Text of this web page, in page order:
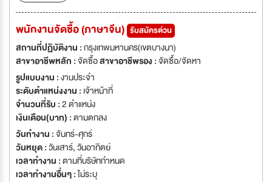
พนักงานจัดซื้อ (ภาษาจีน) รับสมัครด่วน
สถานที่ปฏิบัติงาน :กรุงเทพมหานคร(เขตบางนา)
สาขาอาชีพหลัก :จัดซื้อสาขาอาชีพรอง :จัดซื้อ/จัดหา
รูปแบบงาน :งานประจำ
ระดับตำแหน่งงาน : เจ้าหน้าที่
จำนวนที่รับ :2 ตำแหน่ง
เงินเดือน(บาท) :ตามตกลง
วันทำงาน :จันทร์-ศุกร์
วันหยุด :วันเสาร์,วันอาทิตย์
เวลาทำงาน :ตามที่บริษัทกำหนด
เวลาทำงานอื่นๆ :ไม่ระบุ